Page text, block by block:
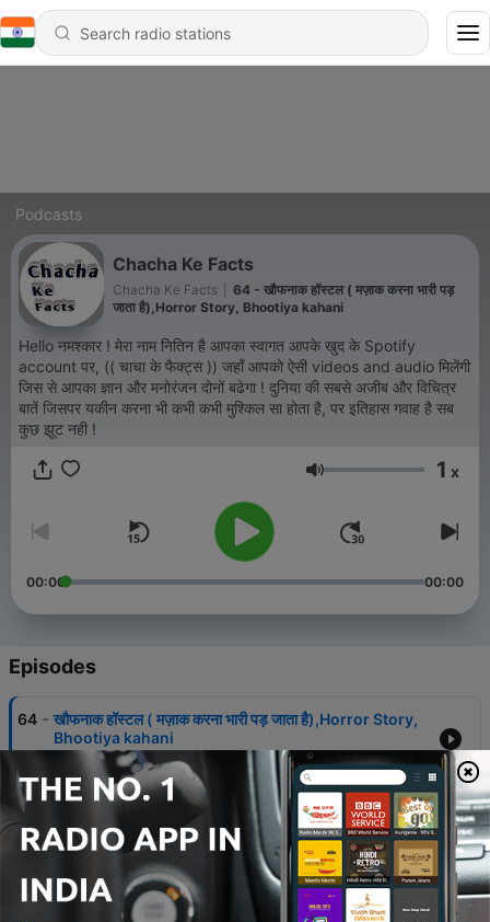
Podcasts
Chacha Ke Facts
Chacha Ke Facts
64 - खौफनाक हॉस्टल ( मज़ाक करना भारी पड़
जाता है),Horror Story, Bhootiya kahani
Hello नमश्कार ! मेरा नाम नितिन है आपका स्वागत आपके खुद के Spotify
account पर, (( चाचा के फैक्ट्स )) जहाँ आपको ऐसी videos and audio मिलेंगी
जिस से आपका ज्ञान और मनोरंजन दोनों बढेगा ! दुनिया की सबसे अजीब और विचित्र
बातें जिसपर यकीन करना भी कभी कभी मुश्किल सा होता है, पर इतिहास गवाह है सब
कुछ झूट नही !
Volume 1 x
00:00 00:00
Episodes
64 - खौफनाक हॉस्टल ( मज़ाक करना भारी पड़ जाता है),Horror Story,
Bhootiya kahani
12 May 2026
63 - बजरंगबली और भूत, Bajrang bali ki Hasya katha, Chacha
11 May 2026
-
शिव चर्चा, महादेव चमत्कार कहानी || आंसू नहीं रोक पाओगे || Chacha
ke Facts